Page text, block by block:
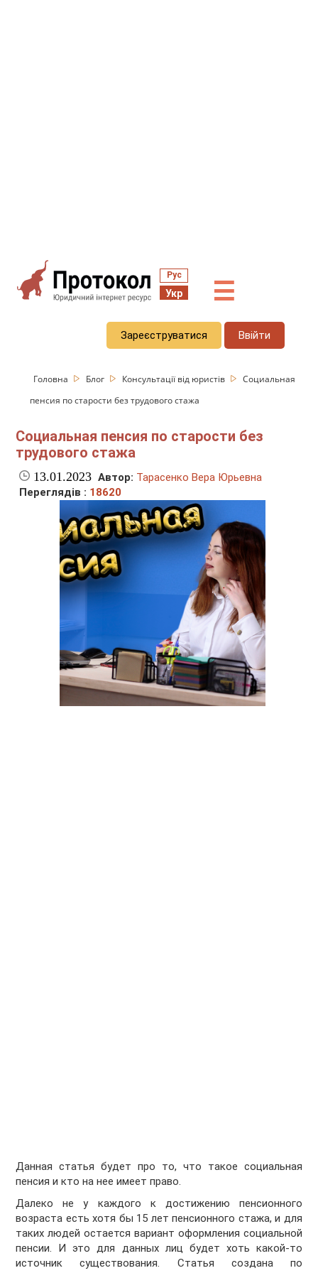
Рус
Укр ☰
Зареєструватися Ввійти
Головна Блог Консультації від юристів
Социальная
пенсия по старости без трудового стажа
Социальная пенсия по старости без
трудового стажа
13.01.2023 Автор: Тарасенко Вера Юрьевна
Переглядів : 18620
Данная статья будет про то, что такое социальная
пенсия и кто на нее имеет право.
Далеко не у каждого к достижению пенсионного
возраста есть хотя бы 15 лет пенсионного стажа, и для
таких людей остается вариант оформления социальной
пенсии. И это для данных лиц будет хоть какой-то
источник существования. Статья создана по